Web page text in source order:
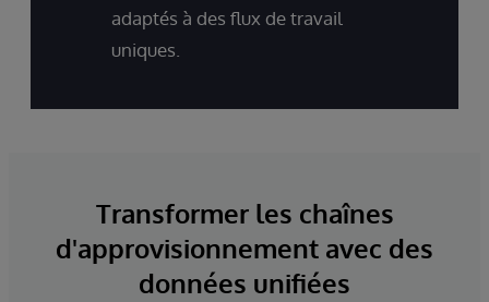
adaptés à des flux de travail
uniques.
Transformer les chaînes
d'approvisionnement avec des
données unifiées